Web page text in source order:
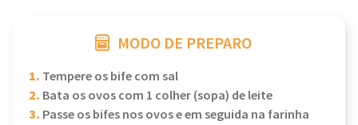
MODO DE PREPARO
1. Tempere os bife com sal
2. Bata os ovos com 1 colher (sopa) de leite
3. Passe os bifes nos ovos e em seguida na farinha